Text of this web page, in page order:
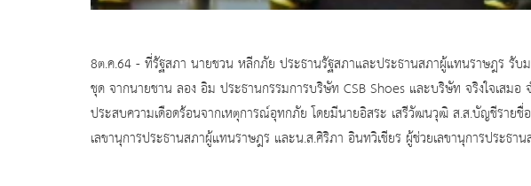
8ต.ค.64 - ที่รัฐสภา นายชวน หลีกภัย ประธานรัฐสภาและประธานสภาผู้แทนราษฎร รับ
ชุด จากนายชาน ลอง อิม ประธานกรรมการบริษัท CSB Shoes และบริษัท จริงใจเสมอ
ประสบความเดือดร้อนจากเหตุการณ์อุทกภัย โดยมีนายอิสระ เสรีวัฒนวุฒิ ส.ส.บัญชีราย
เลขานุการประธานสภาผู้แทนราษฎร และน.ส.ศิริภา อินทวิเชียร ผู้ช่วยเลขานุการประธ